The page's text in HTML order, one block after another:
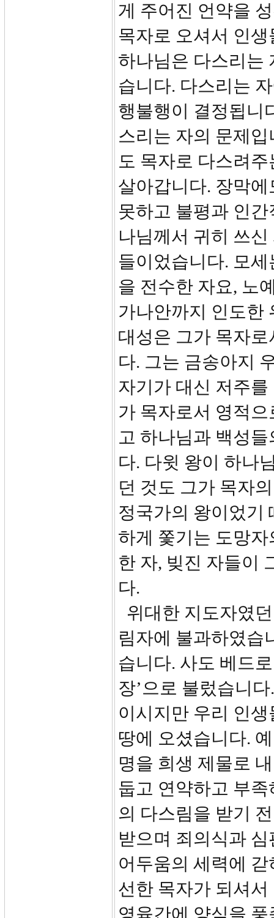
게 주어진 언약을
목자로 오셔서 인
하나님은 다스리는
습니다. 다스리는
행불행이 결정됩니
스리는 자의 문제
도 목자로 다스려
살아갑니다. 장막
못하고 불평과 인
나님께서 귀히 쓰
들이었습니다. 모
을 전수한 자요, 노
가나안까지 인도한
대성은 그가 목자
다. 그는 금송아지
자기가 대신 저주
가 목자로서 영적
고 하나님과 백성
다. 다윗 왕이 하나
던 것도 그가 목자
정국가의 왕이었기
하게 쫓기는 도망
한 자, 빚진 자들이
다.
위대한 지도자였
림자에 불과하였습
습니다. 사도 베드
장’으로 불렀습니
이시지만 우리 인
땅에 오셨습니다.
명을 희생 제물로
둡고 연약하고 부
의 다스림을 받기
받으며 죄의식과
어두움의 세력에
선한 목자가 되셔
영육간에 양식을